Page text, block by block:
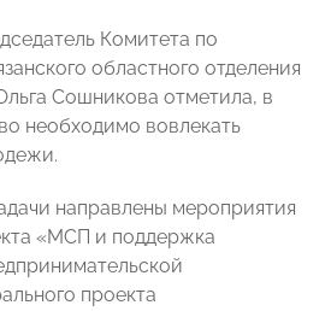
Комитета по
областного отделения
Сошникова отметила, в
необходимо вовлекать
направлены мероприятия
«МСП и поддержка
проекта